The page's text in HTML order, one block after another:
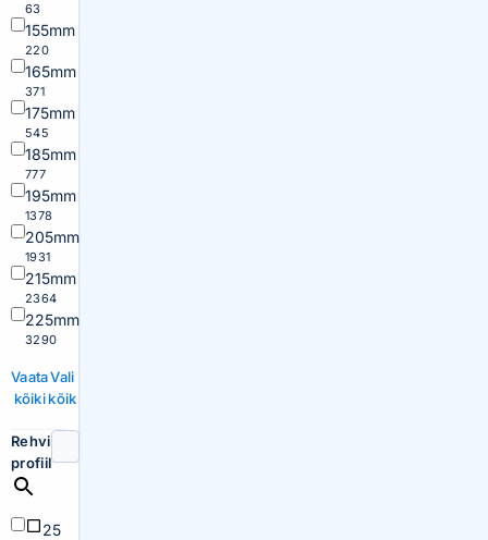
63
155mm
220
165mm
371
175mm
545
185mm
777
195mm
1378
205mm
1931
215mm
2364
225mm
3290
Vaata
kõiki
Vali
kõik
Rehvi
profiil
25